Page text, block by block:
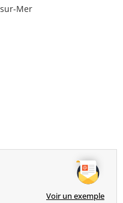
Mer
Voir un exemple